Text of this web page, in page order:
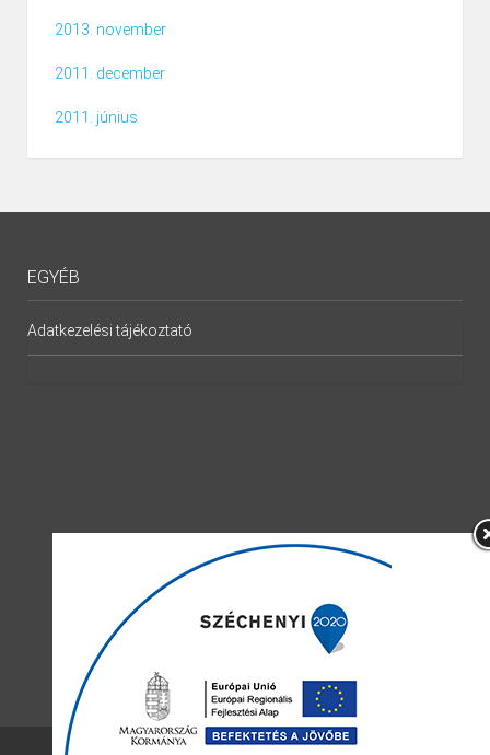
2013. november
2011. december
2011. június
EGYÉB
Adatkezelési tájékoztató
Minden jog fenntartva © 2019.kereki.hu